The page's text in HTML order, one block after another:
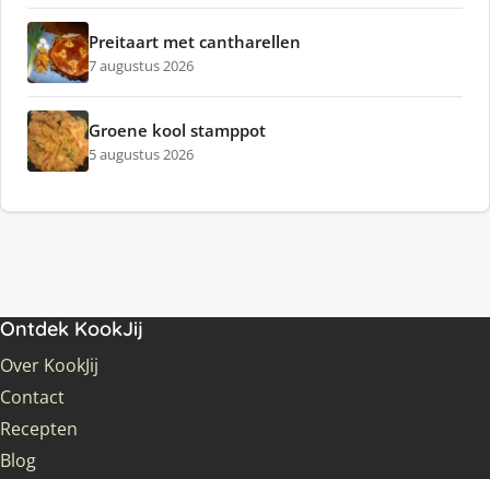
Preitaart met cantharellen
7 augustus 2026
Groene kool stamppot
5 augustus 2026
Ontdek KookJij
Over KookJij
Contact
Recepten
Blog